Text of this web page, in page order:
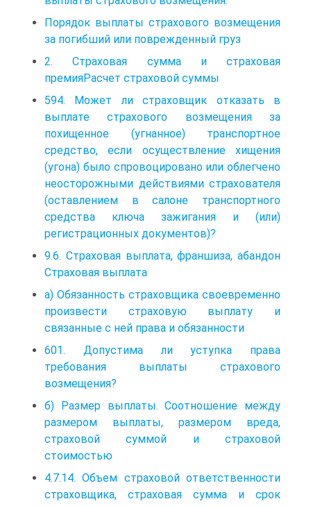
Порядок выплаты страхового возмещения
за погибший или поврежденный груз
2. Страховая сумма и страховая
премияРасчет страховой суммы
594. Может ли страховщик отказать в
выплате страхового возмещения за
похищенное (угнанное) транспортное
средство, если осуществление хищения
(угона) было спровоцировано или облегчено
неосторожными действиями страхователя
(оставлением в салоне транспортного
средства ключа зажигания и (или)
регистрационных документов)?
9.6. Страховая выплата, франшиза, абандон
Страховая выплата
а) Обязанность страховщика своевременно
произвести страховую выплату и
связанные с ней права и обязанности
601. Допустима ли уступка права
требования выплаты страхового
возмещения?
б) Размер выплаты. Соотношение между
размером выплаты, размером вреда,
страховой суммой и страховой
стоимостью
4.7.14. Объем страховой ответственности
страховщика, страховая сумма и срок